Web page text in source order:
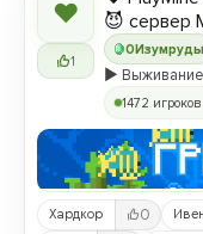
❤
1
0Изумруды
😈 сервер
▶️
1472
Хардкор 0